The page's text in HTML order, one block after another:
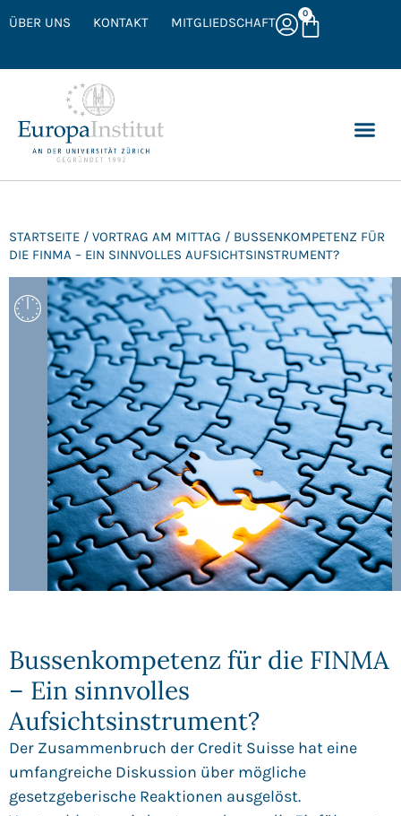
ÜBER UNS KONTAKT MITGLIEDSCHAFT
0
STARTSEITE / VORTRAG AM MITTAG / BUSSENKOMPETENZ FÜR
DIE FINMA – EIN SINNVOLLES AUFSICHTSINSTRUMENT?
Bussenkompetenz für die FINMA
– Ein sinnvolles
Aufsichtsinstrument?
Der Zusammenbruch der Credit Suisse hat eine
umfangreiche Diskussion über mögliche
gesetzgeberische Reaktionen ausgelöst.